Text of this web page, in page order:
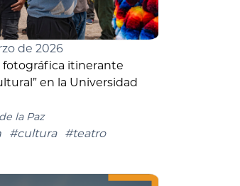
de 2026
fotográfica itinerante
en la Universidad
la Paz
#cultura #teatro